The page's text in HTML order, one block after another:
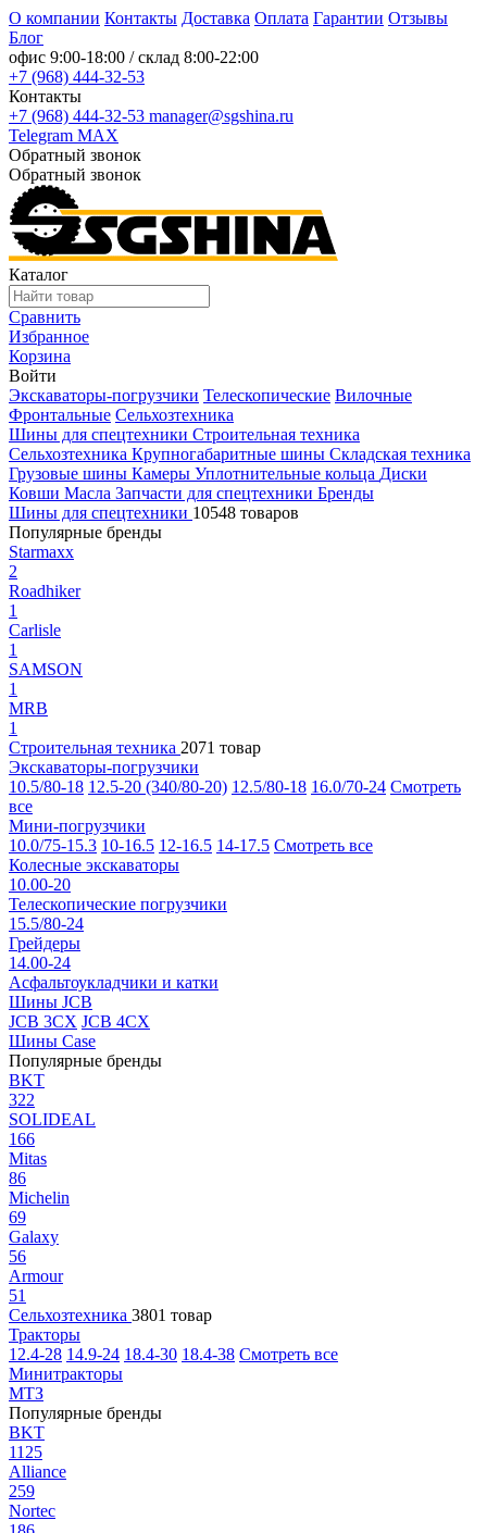
О компании Контакты Доставка Оплата Гарантии Отзывы
Блог
офис 9:00-18:00 / склад 8:00-22:00
+7 (968) 444-32-53
Контакты
+7 (968) 444-32-53 manager@sgshina.ru
Telegram MAX
Обратный звонок
Обратный звонок
Каталог
Сравнить
Избранное
Корзина
Войти
Экскаваторы-погрузчики Телескопические Вилочные
Фронтальные Сельхозтехника
Шины для спецтехники Строительная техника
Сельхозтехника Крупногабаритные шины Складская техника
Грузовые шины Камеры Уплотнительные кольца Диски
Ковши Масла Запчасти для спецтехники Бренды
Шины для спецтехники 10548 товаров
Популярные бренды
Starmaxx
2
Roadhiker
1
Carlisle
1
SAMSON
1
MRB
1
Строительная техника 2071 товар
Экскаваторы-погрузчики
10.5/80-18 12.5-20 (340/80-20) 12.5/80-18 16.0/70-24 Смотреть
все
Мини-погрузчики
10.0/75-15.3 10-16.5 12-16.5 14-17.5 Смотреть все
Колесные экскаваторы
10.00-20
Телескопические погрузчики
15.5/80-24
Грейдеры
14.00-24
Асфальтоукладчики и катки
Шины JCB
JCB 3CX JCB 4CX
Шины Case
Популярные бренды
BKT
322
SOLIDEAL
166
Mitas
86
Michelin
69
Galaxy
56
Armour
51
Сельхозтехника 3801 товар
Тракторы
12.4-28 14.9-24 18.4-30 18.4-38 Смотреть все
Минитракторы
МТЗ
Популярные бренды
BKT
1125
Alliance
259
Nortec